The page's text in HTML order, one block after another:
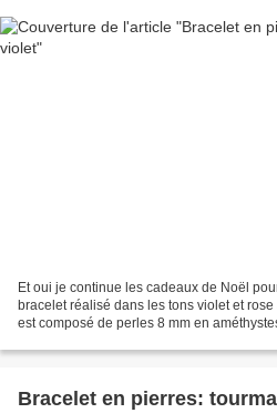
Et oui je continue les cadeaux de Noël
bracelet réalisé dans les tons violet et
est composé de perles 8 mm en
Bracelet en pierres: